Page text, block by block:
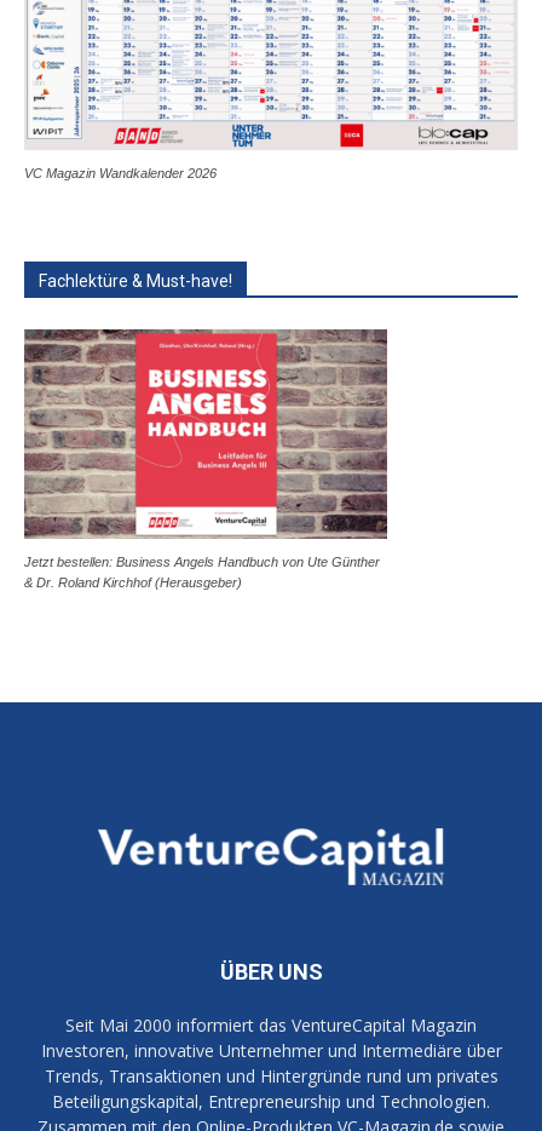
VC Magazin Wandkalender 2026
Fachlektüre & Must-have!
Jetzt bestellen: Business Angels Handbuch von Ute Günther
& Dr. Roland Kirchhof (Herausgeber)
ÜBER UNS
Seit Mai 2000 informiert das VentureCapital Magazin
Investoren, innovative Unternehmer und Intermediäre über
Trends, Transaktionen und Hintergründe rund um privates
Beteiligungskapital, Entrepreneurship und Technologien.